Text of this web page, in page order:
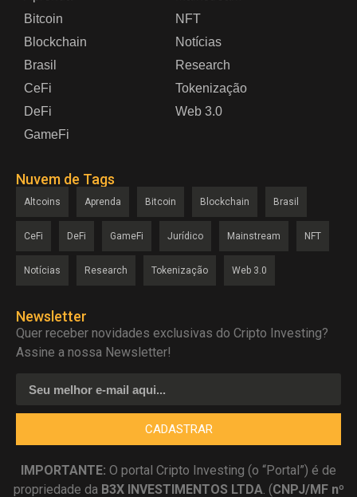
Bitcoin
Blockchain
Brasil
CeFi
DeFi
GameFi
NFT
Notícias
Research
Tokenização
Web 3.0
Nuvem de Tags
Altcoins Aprenda Bitcoin Blockchain Brasil
CeFi DeFi GameFi Jurídico Mainstream NFT
Notícias Research Tokenização Web 3.0
Newsletter
Quer receber novidades exclusivas do Cripto Investing?
Assine a nossa Newsletter!
CADASTRAR
IMPORTANTE: O portal Cripto Investing (o “Portal”) é de
propriedade da B3X INVESTIMENTOS LTDA. (CNPJ/MF nº